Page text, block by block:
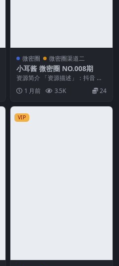
微密圈 微密圈渠道二
小耳酱 微密圈 NO.008期
资源简介 「资源描述」：抖音 小
耳酱 微密圈 NO.008期 【14P1V】
「...1 月前 3.5K 24
VIP